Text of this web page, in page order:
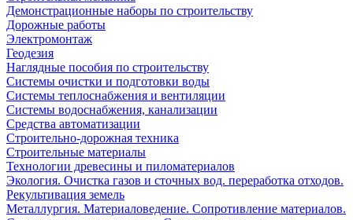
Демонстрационные наборы по строительству
Дорожные работы
Электромонтаж
Геодезия
Наглядные пособия по строительству
Системы очистки и подготовки воды
Системы теплоснабжения и вентиляции
Системы водоснабжения, канализации
Средства автоматизации
Строительно-дорожная техника
Строительные материалы
Технологии древесины и пиломатериалов
Экология. Очистка газов и сточных вод. переработка отходов.
Рекультивация земель
Металлургия. Материаловедение. Сопротивление материалов.